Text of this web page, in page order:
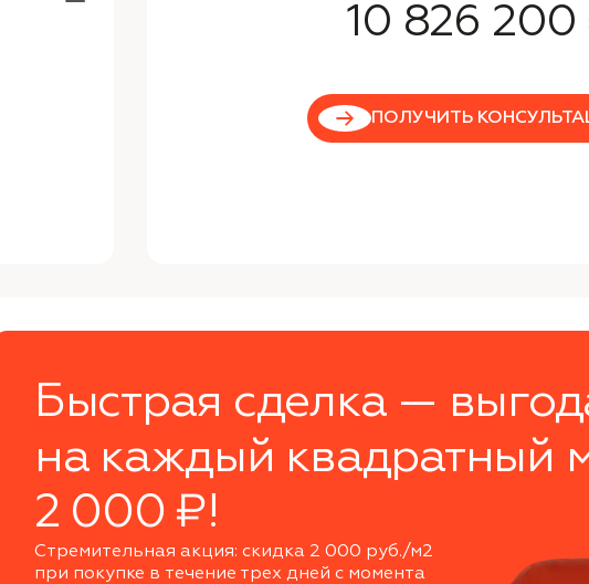
10 826 200
ПОЛУЧИТЬ
Быстрая сделка —
на каждый квадратный
2 000 ₽!
Стремительная акция: скидка 2 000 руб./м2
при покупке в течение трех дней с момента